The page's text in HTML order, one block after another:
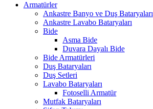
Armatürler
Ankastre Banyo ve Duş Bataryaları
Ankastre Lavabo Bataryaları
Bide
Asma Bide
Duvara Dayalı Bide
Bide Armatürleri
Duş Bataryaları
Duş Setleri
Lavabo Bataryaları
Fotoselli Armatür
Mutfak Bataryaları